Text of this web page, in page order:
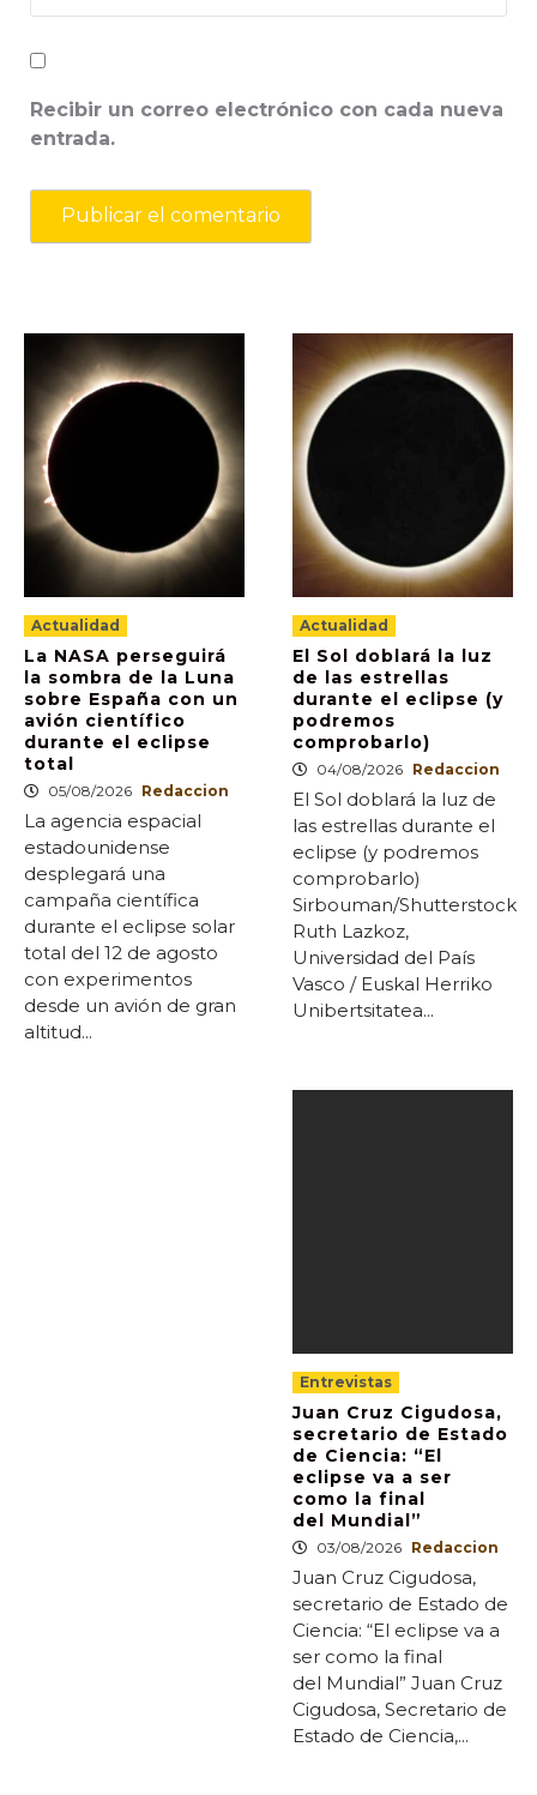
Recibir un correo electrónico con cada nueva
entrada.
Actualidad
La NASA perseguirá
la sombra de la Luna
sobre España con un
avión científico
durante el eclipse
total
05/08/2026 Redaccion
La agencia espacial
estadounidense
desplegará una
campaña científica
durante el eclipse solar
total del 12 de agosto
con experimentos
desde un avión de gran
altitud...
Actualidad
El Sol doblará la luz
de las estrellas
durante el eclipse (y
podremos
comprobarlo)
04/08/2026 Redaccion
El Sol doblará la luz de
las estrellas durante el
eclipse (y podremos
comprobarlo)
Sirbouman/Shutterstock
Ruth Lazkoz,
Universidad del País
Vasco / Euskal Herriko
Unibertsitatea...
Entrevistas
Juan Cruz Cigudosa,
secretario de Estado
de Ciencia: “El
eclipse va a ser
como la final
del Mundial”
03/08/2026 Redaccion
Juan Cruz Cigudosa,
secretario de Estado de
Ciencia: “El eclipse va a
ser como la final
del Mundial” Juan Cruz
Cigudosa, Secretario de
Estado de Ciencia,...